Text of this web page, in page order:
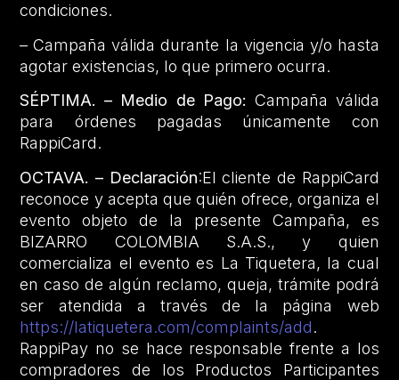
condiciones.
– Campaña válida durante la vigencia y/o hasta
agotar existencias, lo que primero ocurra.
SÉPTIMA. – Medio de Pago: Campaña válida
para órdenes pagadas únicamente con
RappiCard.
OCTAVA. – Declaración:El cliente de RappiCard
reconoce y acepta que quién ofrece, organiza el
evento objeto de la presente Campaña, es
BIZARRO COLOMBIA S.A.S., y quien
comercializa el evento es La Tiquetera, la cual
en caso de algún reclamo, queja, trámite podrá
ser atendida a través de la página web
https://latiquetera.com/complaints/add.
RappiPay no se hace responsable frente a los
compradores de los Productos Participantes